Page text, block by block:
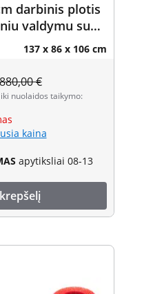
darbinis plotis
valdymu su
137 x 86 x 106 cm
€
nuolaidos taikymo:
kaina
apytiksliai 08-13